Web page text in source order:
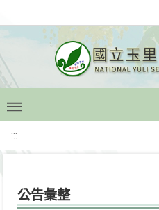
:::
公告彙整